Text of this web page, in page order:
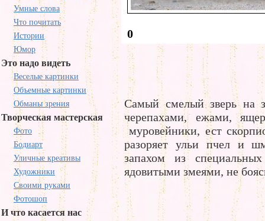
Умные слова
Что почитать
Истории
Юмор
Это надо видеть
Веселые картинки
Объемные картинки
Обманы зрения
Творческая мастерская
Фото
Бодиарт
Уличные креативы
Художники
Своими руками
Фотошоп
И что касается нас
0
Самый смелый зверь на
черепахами, ежами,
муровейники, ест
разоряет ульи пчел и
запахом из
ядовитыми змеями, не